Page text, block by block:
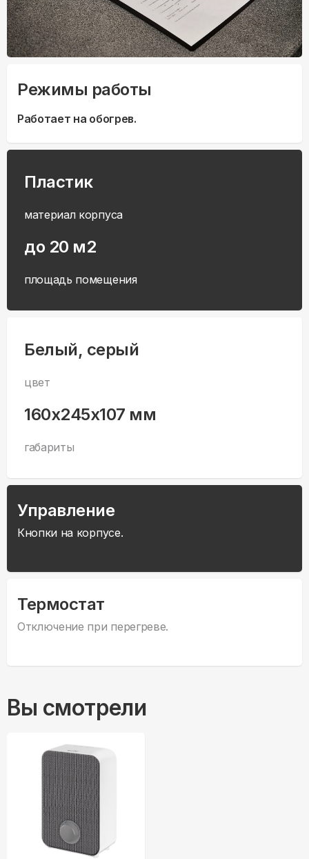
Режимы работы
Работает на обогрев.
Пластик
материал корпуса
до 20 м2
площадь помещения
Белый, серый
цвет
160x245x107 мм
габариты
Управление
Кнопки на корпусе.
Термостат
Отключение при перегреве.
Вы смотрели